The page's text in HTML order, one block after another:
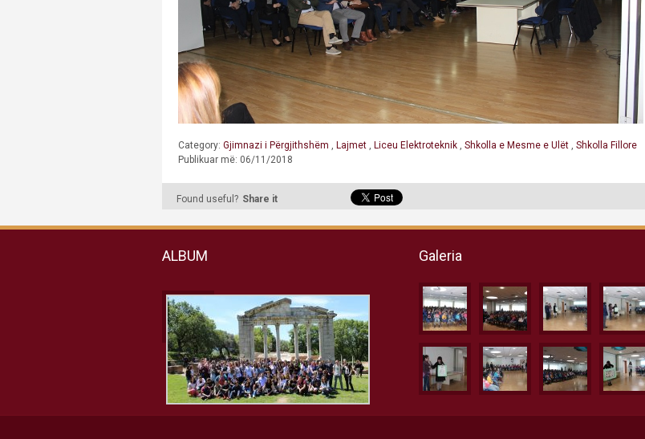
Category: Gjimnazi i Përgjithshëm , Lajmet , Liceu Elektroteknik , Shkolla e Mesme e Ulët , Shkolla Fillore
Publikuar më: 06/11/2018
Found useful? Share it
ALBUM Galeria